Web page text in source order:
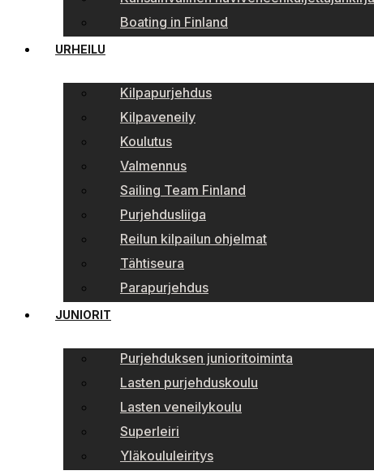
Boating in Finland
URHEILU
Kilpapurjehdus
Kilpaveneily
Koulutus
Valmennus
Sailing Team Finland
Purjehdusliiga
Reilun kilpailun ohjelmat
Tähtiseura
Parapurjehdus
JUNIORIT
Purjehduksen junioritoiminta
Lasten purjehduskoulu
Lasten veneilykoulu
Superleiri
Yläkoululeiritys